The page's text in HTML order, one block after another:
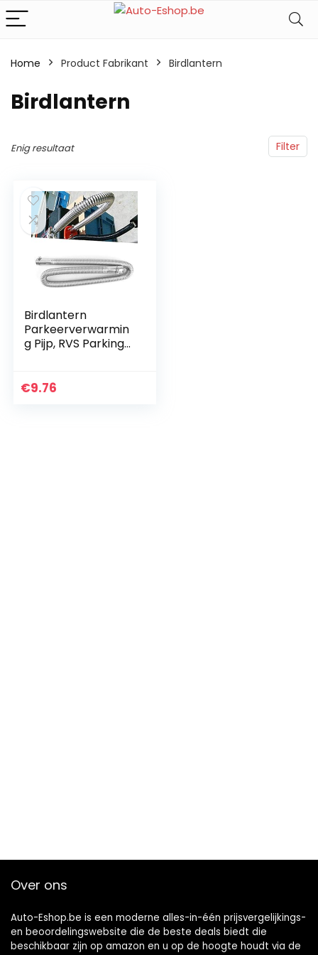
Home Product Fabrikant ‎Birdlantern
‎Birdlantern
Filter
Enig resultaat
Birdlantern
Parkeerverwarmin
g Pijp, RVS Parking
Gas
€9.76
Over ons
Auto-Eshop.be is een moderne alles-in-één prijsvergelijkings-
en beoordelingswebsite die de beste deals biedt die
beschikbaar zijn op amazon en u op de hoogte houdt via de